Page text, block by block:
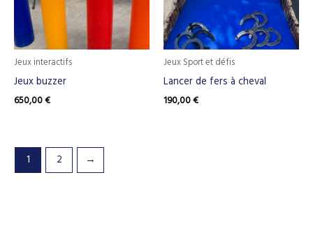
Jeux interactifs
Jeux buzzer
650,00€
Jeux Sport et défis
Lancer de fers à cheval
190,00€
1 2 →